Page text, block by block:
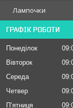
Лампочки
ГРАФІК РОБОТИ
Понеділок
Вівторок
Середа
Четвер
Пʼятниця